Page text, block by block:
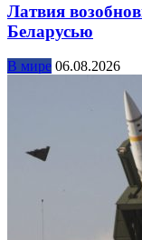
Латвия
Беларусью
В мире 06.08.2026